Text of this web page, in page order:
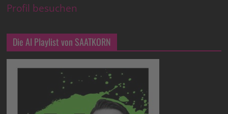
Profil besuchen
Die AI Playlist von SAATKORN